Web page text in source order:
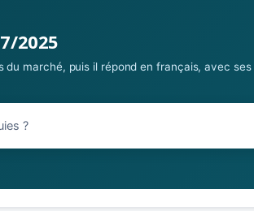
2025
marché, puis il répond en français, avec ses